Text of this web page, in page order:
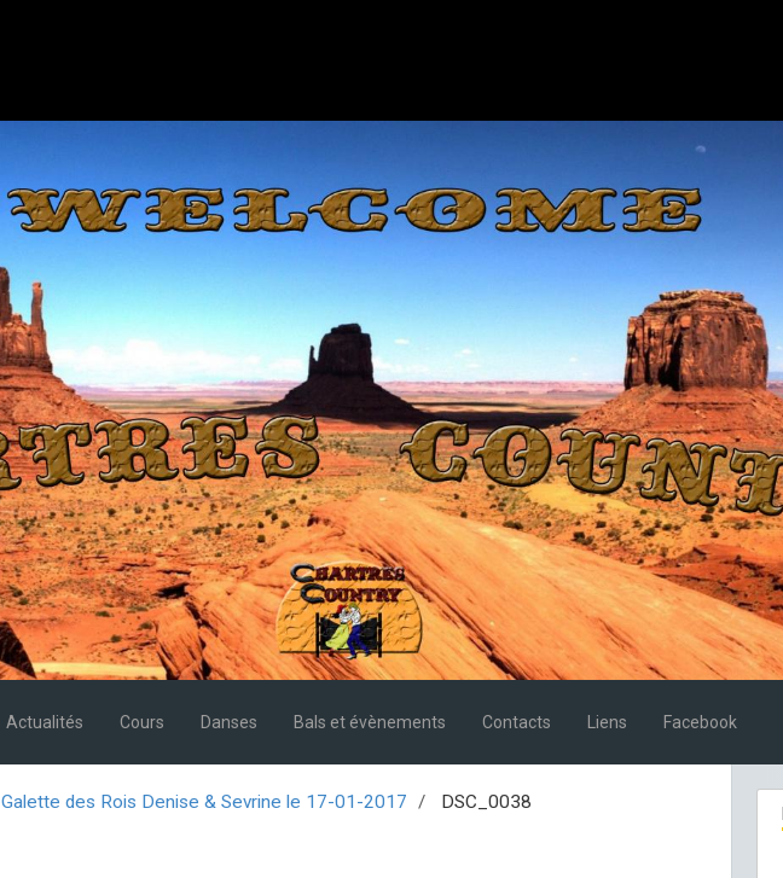
Actualités Cours Danses Bals et évènements Contacts Liens Facebook
Galette des Rois Denise & Sevrine le 17-01-2017 DSC_0038